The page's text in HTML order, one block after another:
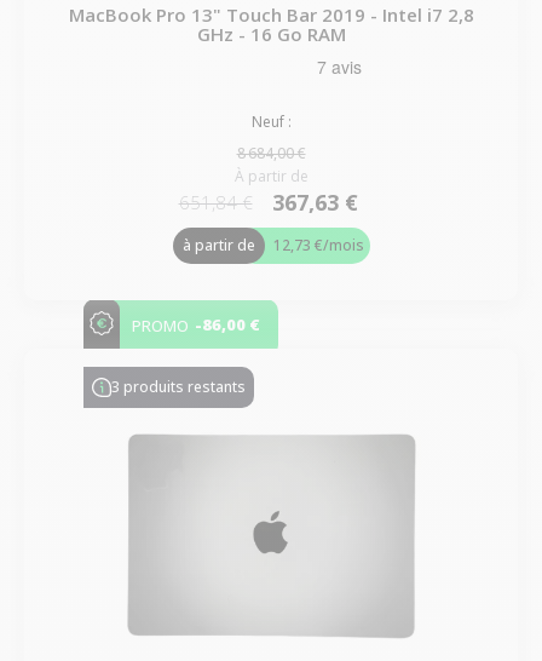
MacBook Pro 13" Touch Bar 2019 - Intel i7 2,8
GHz - 16 Go RAM
Neuf :
8 684,00 €
À partir de
651,84 € 367,63 €
à partir de 12,73 €/mois
PROMO -86,00 €
3 produits restants